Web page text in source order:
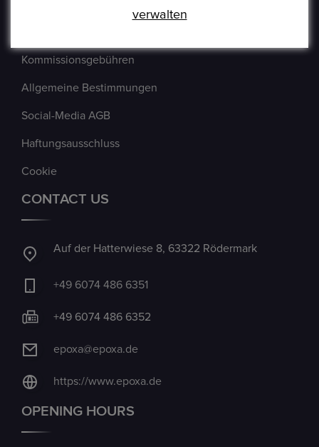
Kommissionsgebühren
Allgemeine Bestimmungen
Social-Media AGB
Haftungsausschluss
Cookie
CONTACT US
Auf der Hatterwiese 8, 63322 Rödermark
+49 6074 486 6351
+49 6074 486 6352
epoxa@epoxa.de
https://www.epoxa.de
OPENING HOURS
verwalten